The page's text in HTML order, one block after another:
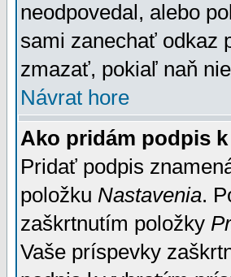
neodpovedal, alebo
sami zanechať odkaz
zmazať, pokiaľ naň
Návrat hore
Ako pridám podpis
Pridať podpis
položku Nastavenia.
zaškrtnutím položky
Vaše príspevky